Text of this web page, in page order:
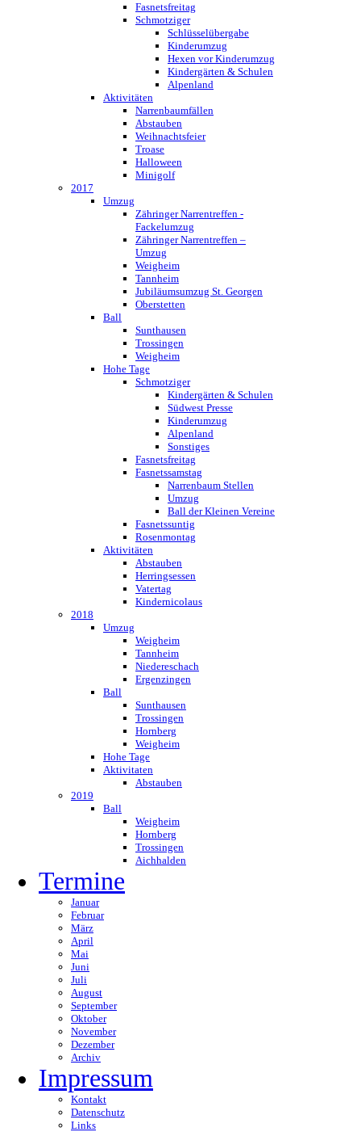
Fasnetsfreitag
Schmotziger
Schlüsselübergabe
Kinderumzug
Hexen vor Kinderumzug
Kindergärten & Schulen
Alpenland
Aktivitäten
Narrenbaumfällen
Abstauben
Weihnachtsfeier
Troase
Halloween
Minigolf
2017
Umzug
Zähringer Narrentreffen -
Fackelumzug
Zähringer Narrentreffen –
Umzug
Weigheim
Tannheim
Jubiläumsumzug St. Georgen
Oberstetten
Ball
Sunthausen
Trossingen
Weigheim
Hohe Tage
Schmotziger
Kindergärten & Schulen
Südwest Presse
Kinderumzug
Alpenland
Sonstiges
Fasnetsfreitag
Fasnetssamstag
Narrenbaum Stellen
Umzug
Ball der Kleinen Vereine
Fasnetssuntig
Rosenmontag
Aktivitäten
Abstauben
Herringsessen
Vatertag
Kindernicolaus
2018
Umzug
Weigheim
Tannheim
Niedereschach
Ergenzingen
Ball
Sunthausen
Trossingen
Hornberg
Weigheim
Hohe Tage
Aktivitaten
Abstauben
2019
Ball
Weigheim
Hornberg
Trossingen
Aichhalden
Termine
Januar
Februar
März
April
Mai
Juni
Juli
August
September
Oktober
November
Dezember
Archiv
Impressum
Kontakt
Datenschutz
Links